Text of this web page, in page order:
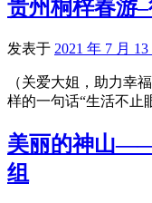
贵州桐梓春游
发表于 2021 年 7 月 13
（关爱大姐，助力幸
样的一句话“生活不止
美丽的神山
组